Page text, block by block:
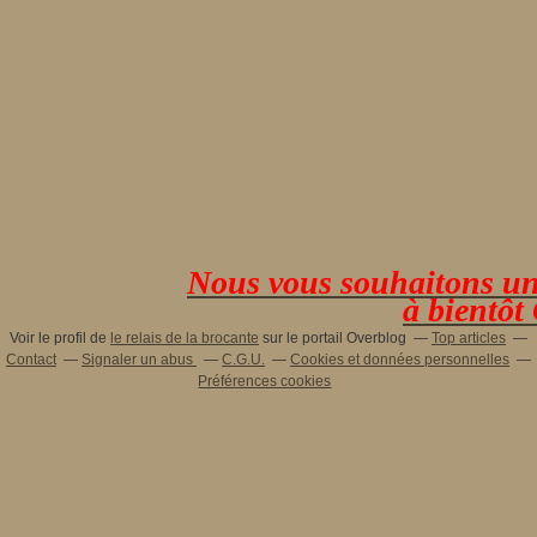
Nous vous souhaitons
à bientôt
Voir le profil de le relais de la brocante sur le portail Overblog
Top articles
Contact
Signaler un abus C.G.U.
Cookies et données personnelles
Préférences cookies